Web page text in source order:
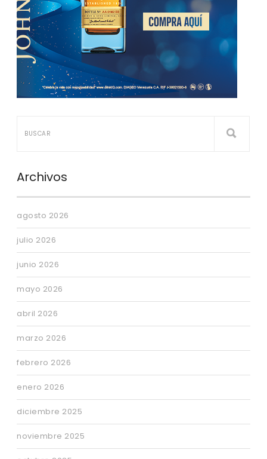
Archivos
agosto 2026
julio 2026
junio 2026
mayo 2026
abril 2026
marzo 2026
febrero 2026
enero 2026
diciembre 2025
noviembre 2025